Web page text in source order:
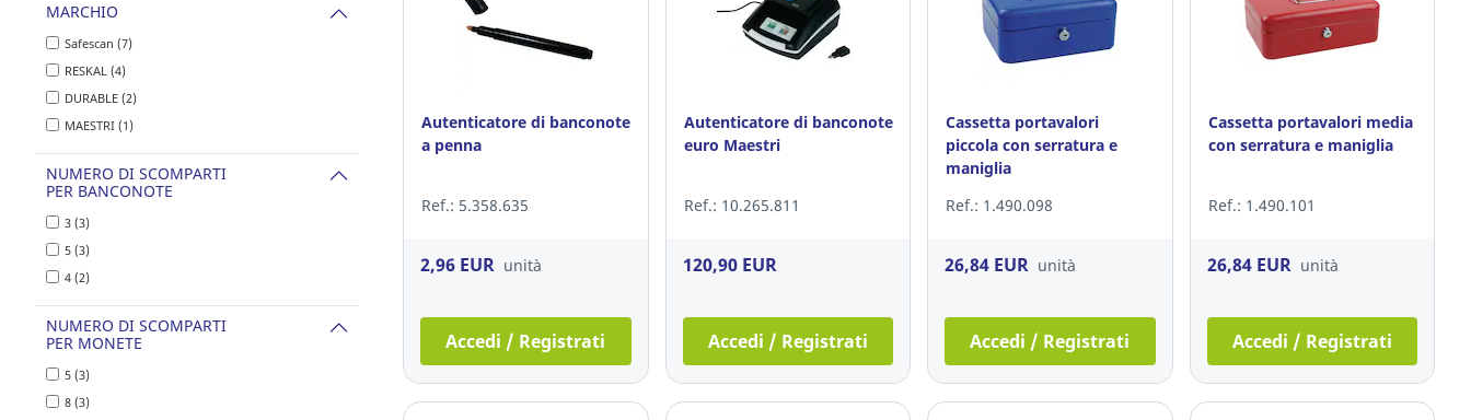
MARCHIO
Safescan (7)
RESKAL (4)
DURABLE (2)
MAESTRI (1)
NUMERO DI SCOMPARTI
PER BANCONOTE
3 (3)
5 (3)
4 (2)
NUMERO DI SCOMPARTI
PER MONETE
5 (3)
8 (3)
Autenticatore di banconote
a penna
Ref.: 5.358.635
2,96 EUR unità
Accedi / Registrati
Autenticatore di banconote
euro Maestri
Ref.: 10.265.811
120,90 EUR
Accedi / Registrati
Cassetta portavalori
piccola con serratura e
maniglia
Ref.: 1.490.098
26,84 EUR unità
Accedi / Registrati
Cassetta portavalori media
con serratura e maniglia
Ref.: 1.490.101
26,84 EUR unità
Accedi / Registrati